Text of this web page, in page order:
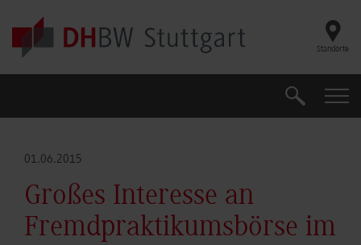
Skip to main content
Standorte
Suche
01.06.2015
Großes Interesse an
Fremdpraktikumsbörse im